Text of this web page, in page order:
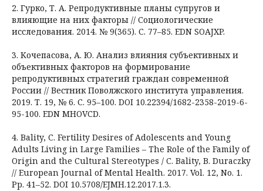
2. Гурко, Т. А. Репродуктивные планы супругов и
влияющие на них факторы // Социологические
исследования. 2014. № 9(365). С. 77–85. EDN SOAJXP.
3. Кочепасова, А. Ю. Анализ влияния субъективных и
объективных факторов на формирование
репродуктивных стратегий граждан современной
России // Вестник Поволжского института управления.
2019. Т. 19, № 6. С. 95–100. DOI 10.22394/1682-2358-2019-6-
95-100. EDN MHOVCD.
4. Bality, C. Fertility Desires of Adolescents and Young
Adults Living in Large Families – The Role of the Family of
Origin and the Cultural Stereotypes / C. Bality, B. Duraczky
// European Journal of Mental Health. 2017. Vol. 12, No. 1.
Pp. 41–52. DOI 10.5708/EJMH.12.2017.1.3.